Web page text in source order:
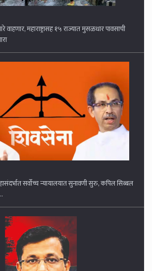
सर्वोच्च न्यायालयात सुनावणी सुरु, कपिल सिब्बल
तर राजीनामे देऊन घरी जा! तुकाराम मुंढे
इशारा